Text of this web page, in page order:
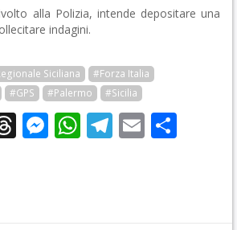
alla Polizia, intende depositare una
indagini.
Siciliana
#Forza Italia
#GPS #Palermo #Sicilia
Threads
Messenger
WhatsApp
Telegram
Email